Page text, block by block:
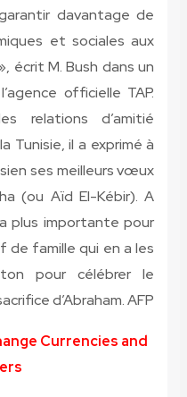
davantage de
et sociales aux
écrit M. Bush dans un
officielle TAP.
relations d’amitié
Tunisie, il a exprimé à
ses meilleurs vœux
(ou Aïd El-Kébir). A
plus importante pour
de famille qui en a les
pour célébrer le
d’Abraham. AFP
Currencies and